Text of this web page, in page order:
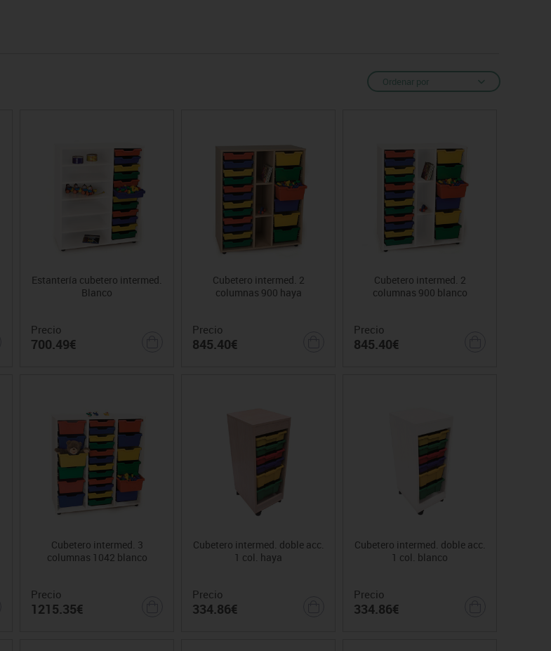
Ordenar por
Estantería cubetero intermed.
Blanco
Precio
700.49€
Cubetero intermed. 2
columnas 900 haya
Precio
845.40€
Cubetero intermed. 2
columnas 900 blanco
Precio
845.40€
Cubetero intermed. 3
columnas 1042 blanco
Precio
1215.35€
Cubetero intermed. doble acc.
1 col. haya
Precio
334.86€
Cubetero intermed. doble acc.
1 col. blanco
Precio
334.86€